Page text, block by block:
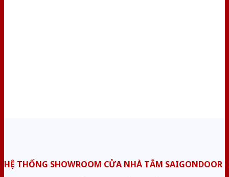
HỆ THỐNG SHOWROOM CỬA NHÀ TẮM SAIGONDOOR